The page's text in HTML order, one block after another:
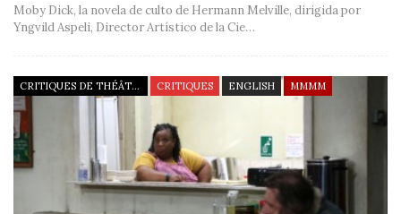
Moby Dick, la novela de culto de Hermann Melville, dirigida por
Yngvild Aspeli, Director Artístico de la Cie…
CRITIQUES DE THÉÂTRE CRITIQUES ENGLISH MMMM